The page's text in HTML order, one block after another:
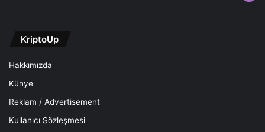
KriptoUp
Hakkımızda
Künye
Reklam / Advertisement
Kullanıcı Sözleşmesi